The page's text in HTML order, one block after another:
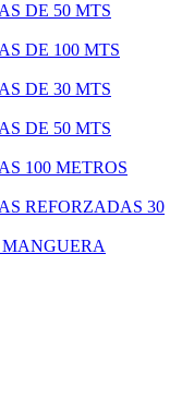
DE 50 MTS
DE 100 MTS
DE 30 MTS
DE 50 MTS
100 METROS
REFORZADAS 30